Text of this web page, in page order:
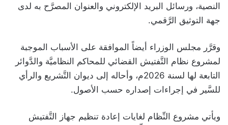
النصية، ورسائل البريد الإلكتروني والعنوان المصرَّح به لدى
جهة التوثيق الرَّقمي.
وقرَّر مجلس الوزراء أيضاً الموافقة على الأسباب الموجبة
لمشروع نظام التَّفتيش القضائي للمحاكم النظاميَّة والدَّوائر
التابعة لها لسنة 2026م، وأحاله إلى ديوان التَّشريع والرأي
للسَّير في إجراءات إصداره حسب الأصول.
ويأتي مشروع النِّظام لغايات إعادة تنظيم جهاز التَّفتيش